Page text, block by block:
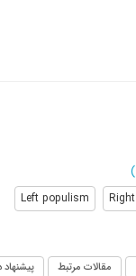
)
Left populism
مقالات مرتبط پیشنهاد